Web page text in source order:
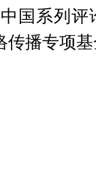
中国系列
传播专项